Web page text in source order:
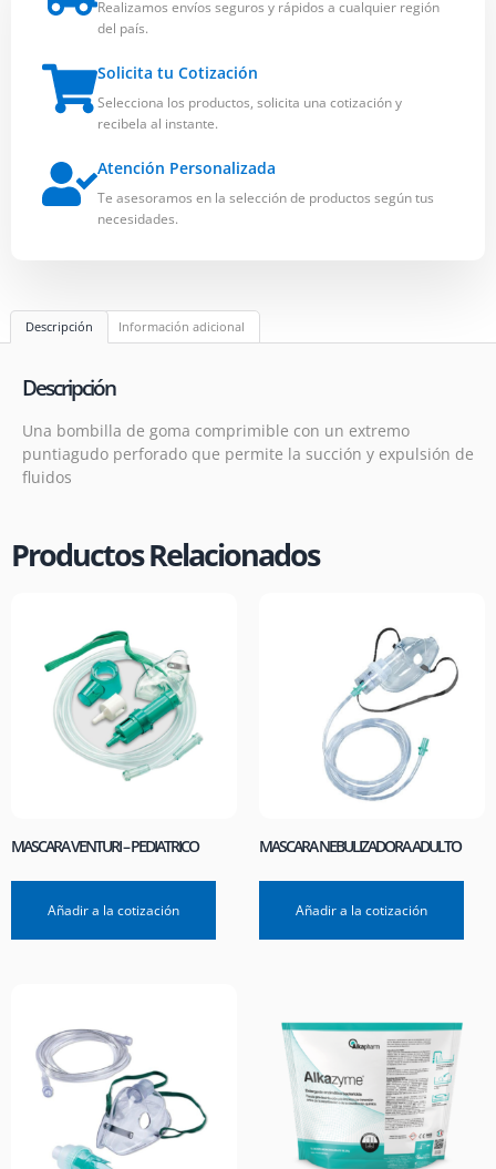
Realizamos envíos seguros y rápidos a cualquier región
del país.
Solicita tu Cotización
Selecciona los productos, solicita una cotización y
recibela al instante.
Atención Personalizada
Te asesoramos en la selección de productos según tus
necesidades.
Descripción Información adicional
Descripción
Una bombilla de goma comprimible con un extremo
puntiagudo perforado que permite la succión y expulsión de
fluidos
Productos Relacionados
MASCARA VENTURI – PEDIATRICO
Añadir a la cotización
MASCARA NEBULIZADORA ADULTO
Añadir a la cotización